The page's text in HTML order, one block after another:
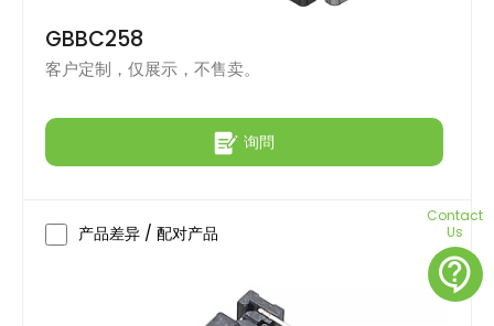
GBBC258
客户定制，仅展示，不售卖。
询問
产品差异 / 配对产品
Contact
Us
contact_support